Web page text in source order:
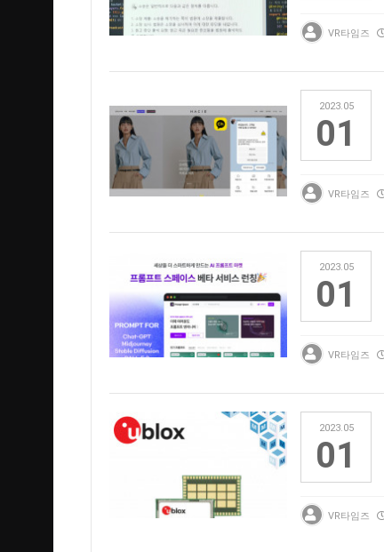
VR타임즈
2023.05
01
VR타임즈
2023.05
01
VR타임즈
2023.05
01
VR타임즈